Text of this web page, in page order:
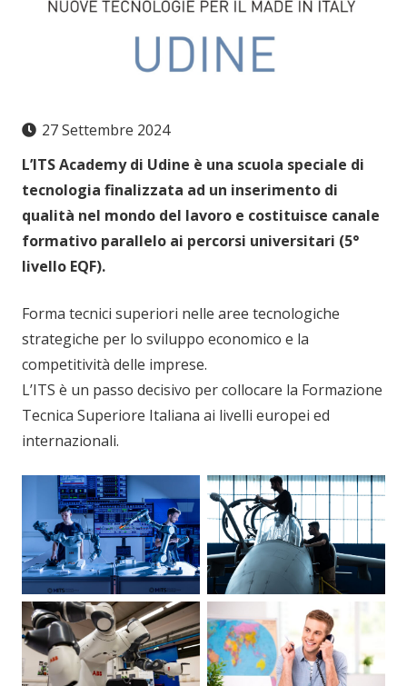
27 Settembre 2024
L’ITS Academy di Udine è una scuola speciale di
tecnologia finalizzata ad un inserimento di
qualità nel mondo del lavoro e costituisce canale
formativo parallelo ai percorsi universitari (5°
livello EQF).
Forma tecnici superiori nelle aree tecnologiche
strategiche per lo sviluppo economico e la
competitività delle imprese.
L’ITS è un passo decisivo per collocare la Formazione
Tecnica Superiore Italiana ai livelli europei ed
internazionali.